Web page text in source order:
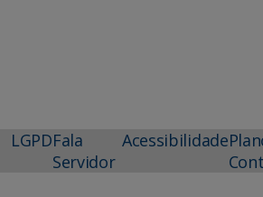
LGPDFala
Servidor
Acessibilidade